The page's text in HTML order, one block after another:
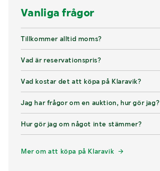
Vanliga frågor
Tillkommer alltid moms?
Vad är reservationspris?
Vad kostar det att köpa på Klaravik?
Jag har frågor om en auktion, hur gör jag?
Hur gör jag om något inte stämmer?
Mer om att köpa på Klaravik